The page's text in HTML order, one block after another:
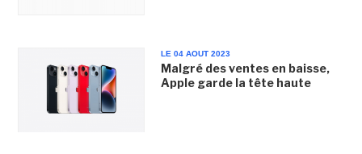
LE 04 AOUT 2023
Malgré des ventes en baisse,
Apple garde la tête haute